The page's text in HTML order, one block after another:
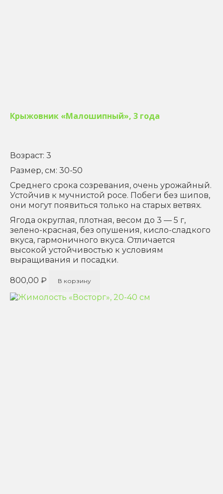
Крыжовник «Малошипный», 3 года
Возраст: 3
Размер, см: 30-50
Среднего срока созревания, очень урожайный.
Устойчив к мучнистой росе. Побеги без шипов,
они могут появиться только на старых ветвях.
Ягода округлая, плотная, весом до 3 — 5 г,
зелено-красная, без опушения, кисло-сладкого
вкуса, гармоничного вкуса. Отличается
высокой устойчивостью к условиям
выращивания и посадки.
800,00 ₽ В корзину